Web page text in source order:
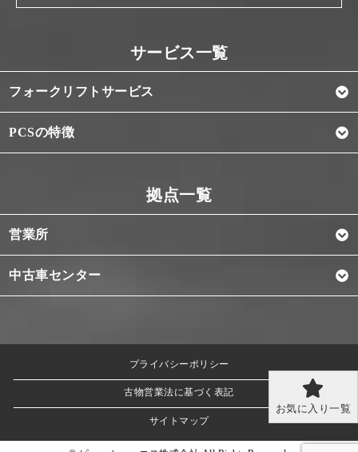
お気に入り一覧
フォークリフトサービス
PCSの特徴
営業所
中古車センター
プライバシーポリシー
古物営業法に基づく表記
サイトマップ